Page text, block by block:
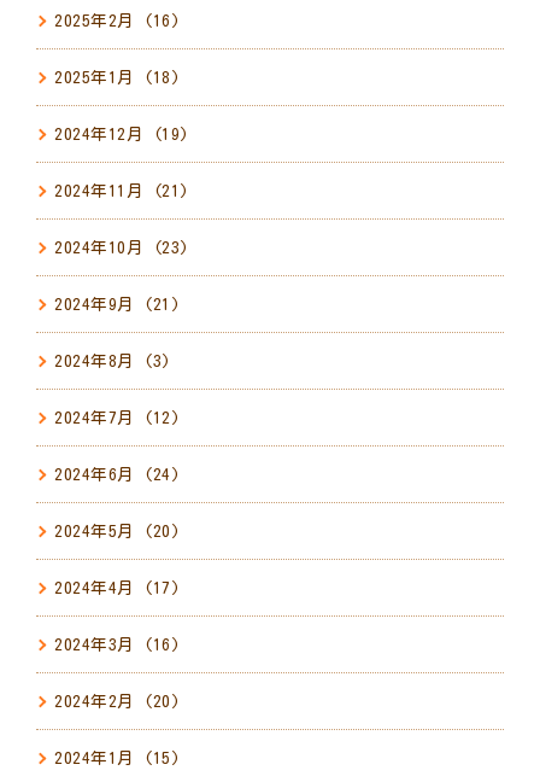
2025年2月 (16)
2025年1月 (18)
2024年12月 (19)
2024年11月 (21)
2024年10月 (23)
2024年9月 (21)
2024年8月 (3)
2024年7月 (12)
2024年6月 (24)
2024年5月 (20)
2024年4月 (17)
2024年3月 (16)
2024年2月 (20)
2024年1月 (15)